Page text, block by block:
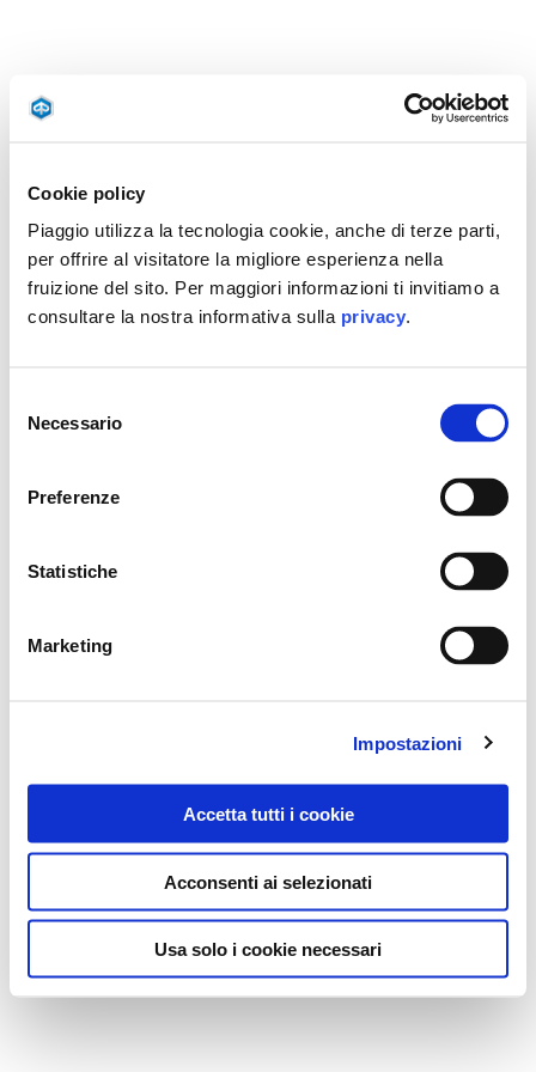
Cookie policy
Piaggio utilizza la tecnologia cookie, anche di terze parti,
per offrire al visitatore la migliore esperienza nella
fruizione del sito. Per maggiori informazioni ti invitiamo a
consultare la nostra informativa sulla privacy.
delNecessario
Preferenze
Statistiche
Marketing
Impostazioni
Accetta tutti i cookie
Acconsenti ai selezionati
Usa solo i cookie necessari